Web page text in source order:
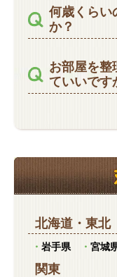
何歳くらい
か？
お部屋を整
ていいです
北海道 ・ 東北
岩手県 宮城
関東